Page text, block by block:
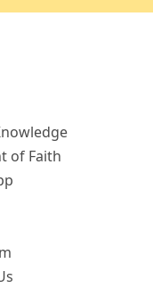
of Faith